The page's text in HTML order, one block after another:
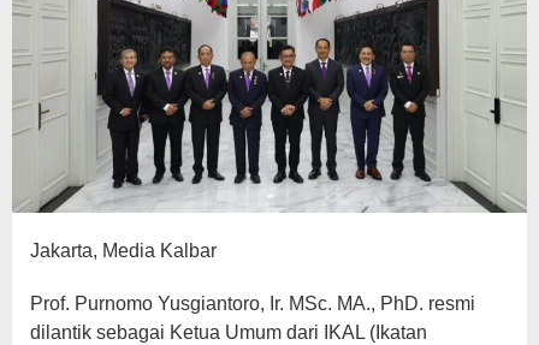
Jakarta, Media Kalbar
Prof. Purnomo Yusgiantoro, Ir. MSc. MA., PhD. resmi
dilantik sebagai Ketua Umum dari IKAL (Ikatan